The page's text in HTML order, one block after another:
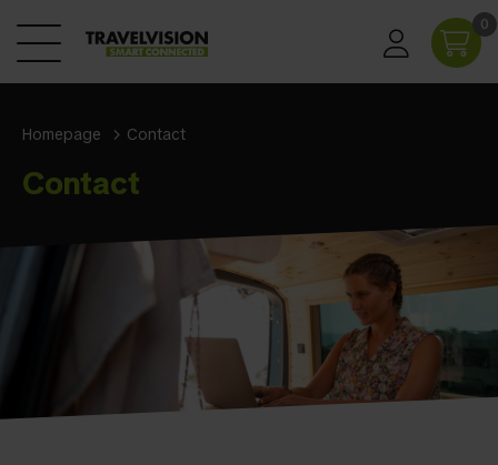
0
Homepage Contact
Contact